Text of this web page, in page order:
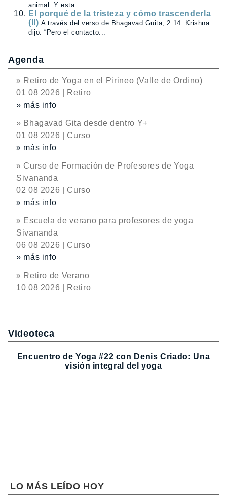
animal. Y esta...
El porqué de la tristeza y cómo trascenderla
(II) A través del verso de Bhagavad Guita, 2.14. Krishna
dijo: “Pero el contacto...
Agenda
» Retiro de Yoga en el Pirineo (Valle de Ordino)
01 08 2026 | Retiro
» más info
» Bhagavad Gita desde dentro Y+
01 08 2026 | Curso
» más info
» Curso de Formación de Profesores de Yoga
Sivananda
02 08 2026 | Curso
» más info
» Escuela de verano para profesores de yoga
Sivananda
06 08 2026 | Curso
» más info
» Retiro de Verano
10 08 2026 | Retiro
Videoteca
Encuentro de Yoga #22 con Denis Criado: Una
visión integral del yoga
LO MÁS LEÍDO HOY